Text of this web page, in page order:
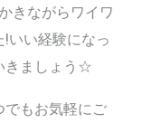
きながらワイワ
いい経験になっ
きましょう☆
でもお気軽にご